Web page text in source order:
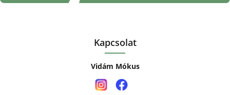
Kapcsolat
Vidám Mókus